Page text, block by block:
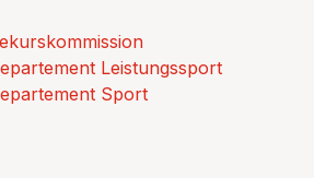
Leistungssport
Sport